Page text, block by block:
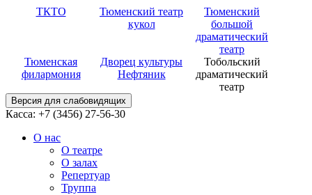
ТКТО
Тюменский театр
кукол
Тюменский
большой
драматический
театр
Тюменская
филармония
Дворец культуры
Нефтяник
Тобольский
драматический
театр
Версия для слабовидящих
Касса: +7 (3456) 27-56-30
О нас
О театре
О залах
Репертуар
Труппа